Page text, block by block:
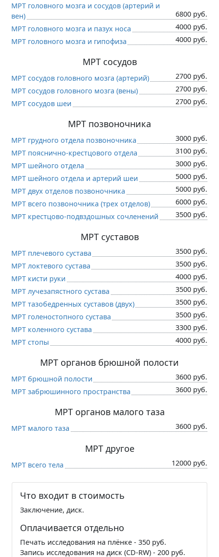
МРТ головного мозга и сосудов (артерий и
вен)
6800 руб.
МРТ головного мозга и пазух носа
4000 руб.
МРТ головного мозга и гипофиза
4000 руб.
МРТ сосудов
МРТ сосудов головного мозга (артерий)
2700 руб.
МРТ сосудов головного мозга (вены)
2700 руб.
МРТ сосудов шеи
2700 руб.
МРТ позвоночника
МРТ грудного отдела позвоночника
3000 руб.
МРТ пояснично-крестцового отдела
3100 руб.
МРТ шейного отдела
3000 руб.
МРТ шейного отдела и артерий шеи
5000 руб.
МРТ двух отделов позвоночника
5000 руб.
МРТ всего позвоночника (трех отделов)
6000 руб.
МРТ крестцово-подвздошных сочленений
3500 руб.
МРТ суставов
МРТ плечевого сустава
3500 руб.
МРТ локтевого сустава
3500 руб.
МРТ кисти руки
4000 руб.
МРТ лучезапястного сустава
3500 руб.
МРТ тазобедренных суставов (двух)
3500 руб.
МРТ голеностопного сустава
3500 руб.
МРТ коленного сустава
3300 руб.
МРТ стопы
4000 руб.
МРТ органов брюшной полости
МРТ брюшной полости
3600 руб.
МРТ забрюшинного пространства
3600 руб.
МРТ органов малого таза
МРТ малого таза 3600 руб.
МРТ другое
МРТ всего тела 12000 руб.
Что входит в стоимость
Заключение, диск.
Оплачивается отдельно
Печать исследования на плёнке - 350 руб.
Запись исследования на диск (CD-RW) - 200 руб.